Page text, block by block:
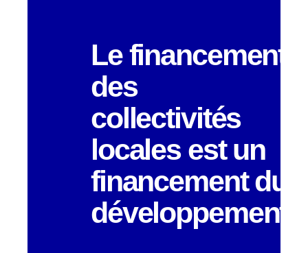
Le financement
des
collectivités
locales est un
financement du
développement